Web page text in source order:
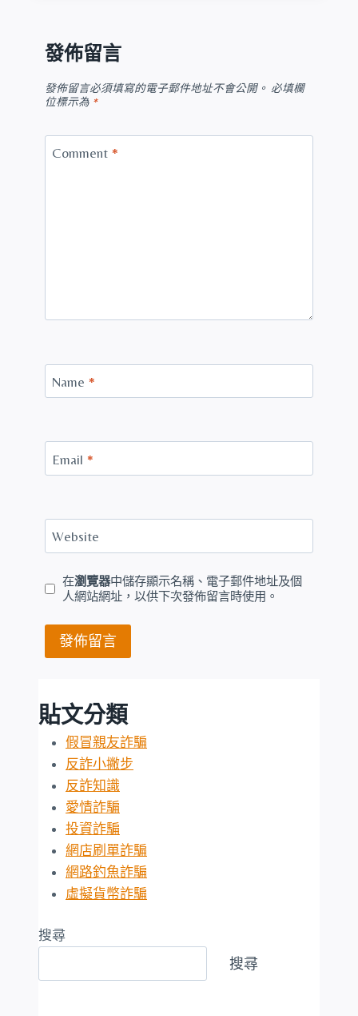
發佈留言
發佈留言必須填寫的電子郵件地址不會公開。 必填欄
位標示為 *
Comment *
Name *
Email *
Website
在瀏覽器中儲存顯示名稱、電子郵件地址及個
人網站網址，以供下次發佈留言時使用。
貼文分類
假冒親友詐騙
反詐小撇步
反詐知識
愛情詐騙
投資詐騙
網店刷單詐騙
網路釣魚詐騙
虛擬貨幣詐騙
搜尋
搜尋